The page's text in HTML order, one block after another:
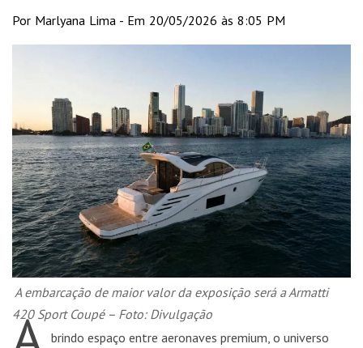
Por Marlyana Lima - Em 20/05/2026 às 8:05 PM
A embarcação de maior valor da exposição será a Armatti
420 Sport Coupé – Foto: Divulgação
brindo espaço entre aeronaves premium, o universo